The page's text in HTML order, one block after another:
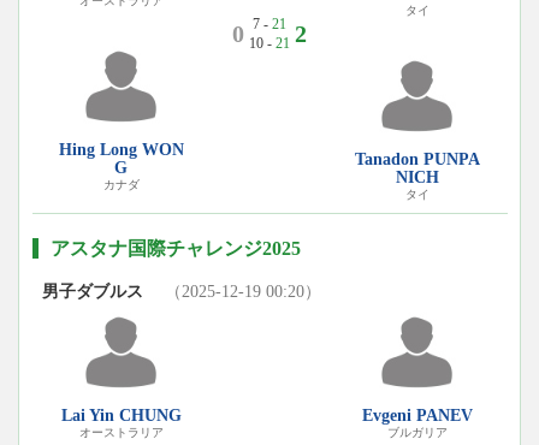
Hing Long WON
G
カナダ
0 7 - 21
10 - 21 2
タイ
Tanadon PUNPA
NICH
タイ
アスタナ国際チャレンジ2025
男子ダブルス （2025-12-19 00:20）
Lai Yin CHUNG
オーストラリア
Evgeni PANEV
ブルガリア